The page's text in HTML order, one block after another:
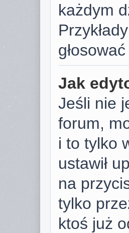
każdym
Jak
Jeśli nie
forum,
i to tylko
ustawił
na
tylko
ktoś już